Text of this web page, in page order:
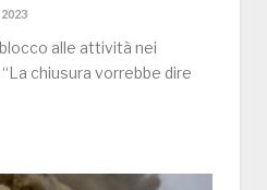
alle attività nei
chiusura vorrebbe dire